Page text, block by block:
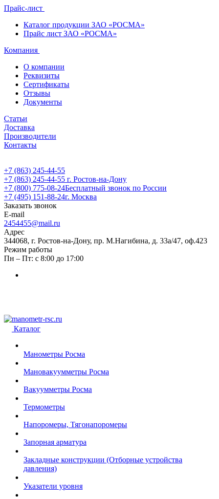
Прайс-лист
Каталог продукции ЗАО «РОСМА»
Прайс лист ЗАО «РОСМА»
Компания
О компании
Реквизиты
Сертификаты
Отзывы
Документы
Статьи
Доставка
Производители
Контакты
+7 (863) 245-44-55
+7 (863) 245-44-55 г. Ростов-на-Дону
+7 (800) 775-08-24Бесплатный звонок по России
+7 (495) 151-88-24г. Москва
Заказать звонок
E-mail
2454455@mail.ru
Адрес
344068, г. Ростов-на-Дону, пр. М.Нагибина, д. 33а/47, оф.423
Режим работы
Пн – Пт: с 8:00 до 17:00
Каталог
Манометры Росма
Мановакуумметры Росма
Вакуумметры Росма
Термометры
Напоромеры, Тягонапоромеры
Запорная арматура
Закладные конструкции (Отборные устройства
давления)
Указатели уровня